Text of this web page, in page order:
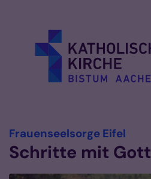
Frauenseelsorge Eifel
Schritte mit Gott